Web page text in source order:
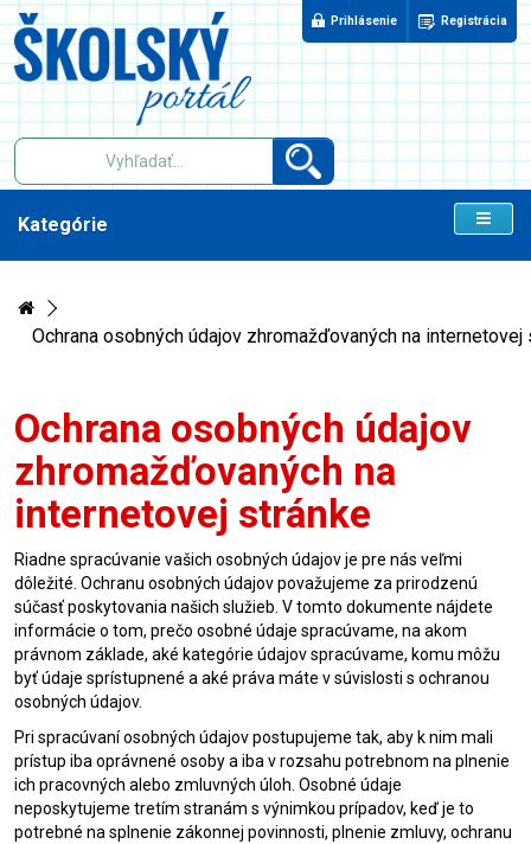
Prihlásenie Registrácia
Kategórie
Ochrana osobných údajov zhromažďovaných na internetovej
Ochrana osobných údajov
zhromažďovaných na
internetovej stránke
Riadne spracúvanie vašich osobných údajov je pre nás veľmi
dôležité. Ochranu osobných údajov považujeme za prirodzenú
súčasť poskytovania našich služieb. V tomto dokumente nájdete
informácie o tom, prečo osobné údaje spracúvame, na akom
právnom základe, aké kategórie údajov spracúvame, komu môžu
byť údaje sprístupnené a aké práva máte v súvislosti s ochranou
osobných údajov.
Pri spracúvaní osobných údajov postupujeme tak, aby k nim mali
prístup iba oprávnené osoby a iba v rozsahu potrebnom na plnenie
ich pracovných alebo zmluvných úloh. Osobné údaje
neposkytujeme tretím stranám s výnimkou prípadov, keď je to
potrebné na splnenie zákonnej povinnosti, plnenie zmluvy, ochranu